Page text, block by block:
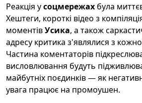
Реакція усоцмережах була
Хештеги, короткі відео з
моментівУсика, а також
адресу критика з'являлися з
Частина коментаторів
висловлювання будуть
майбутніх поєдинків — як
увага працює на промоушен.